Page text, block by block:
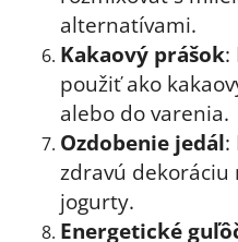
alternatívami.
Kakaový prášok:
použiť ako
alebo do varenia.
Ozdobenie jedál:
zdravú dekoráciu
jogurty.
Energetické